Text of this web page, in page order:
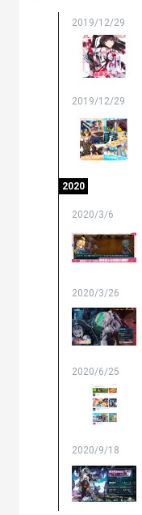
2019/12/29
2019/12/29
2020
2020/3/6
2020/3/26
2020/6/25
2020/9/18